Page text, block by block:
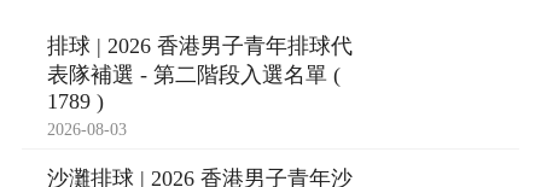
排球 | 2026 香港男子青年排球代
表隊補選 - 第二階段入選名單 (
1789 )
2026-08-03
沙灘排球 | 2026 香港男子青年沙